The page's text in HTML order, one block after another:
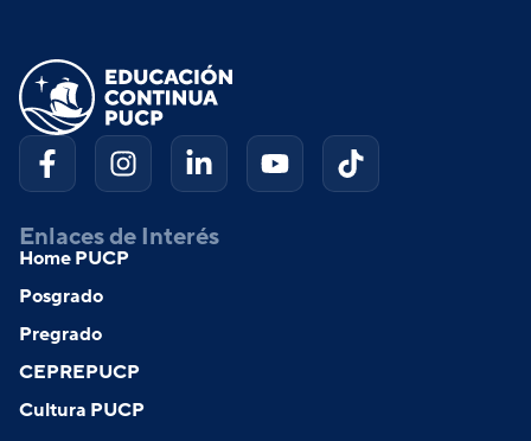
Enlaces de Interés
Home PUCP
Posgrado
Pregrado
CEPREPUCP
Cultura PUCP